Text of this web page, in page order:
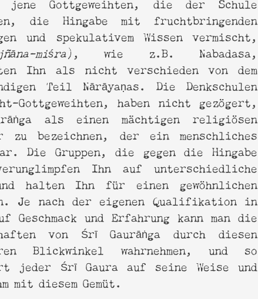
die Hingabe mit fruchtbringenden
und spekulativem Wissen vermischt,
miśra), wie z.B. Nabadasa,
Ihn als nicht verschieden von dem
Teil Nārāyaṇas. Die Denkschulen
Gottgeweihten, haben nicht gezögert,
als einen mächtigen religiösen
zu bezeichnen, der ein menschliches
Die Gruppen, die gegen die Hingabe
Ihn auf unterschiedliche
halten Ihn für einen gewöhnlichen
Je nach der eigenen Qualifikation in
Geschmack und Erfahrung kann man die
von Śrī Gaurāṅga durch diesen
Blickwinkel wahrnehmen, und so
jeder Śrī Gaura auf seine Weise und
mit diesem Gemüt.